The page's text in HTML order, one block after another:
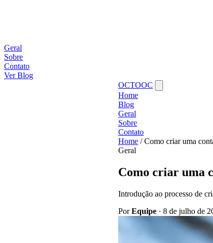
Geral
Sobre
Contato
Ver Blog
OCTOOC
Home
Blog
Geral
Sobre
Contato
Home / Como criar uma
Geral
Como criar uma
Introdução ao processo de
PorEquipe · 8 de julho de